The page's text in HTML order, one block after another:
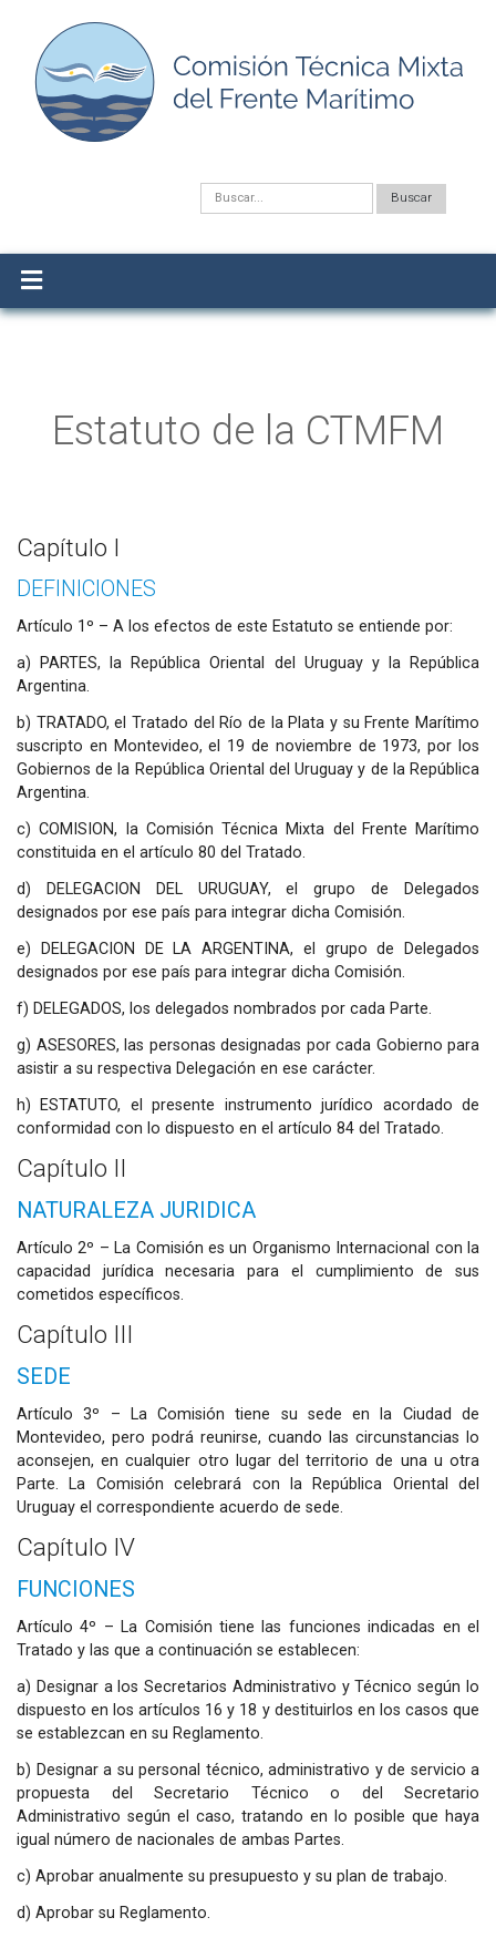
Estatuto de la CTMFM
Capítulo I
DEFINICIONES
Artículo 1º – A los efectos de este Estatuto se entiende por:
a) PARTES, la República Oriental del Uruguay y la República
Argentina.
b) TRATADO, el Tratado del Río de la Plata y su Frente Marítimo
suscripto en Montevideo, el 19 de noviembre de 1973, por los
Gobiernos de la República Oriental del Uruguay y de la República
Argentina.
c) COMISION, la Comisión Técnica Mixta del Frente Marítimo
constituida en el artículo 80 del Tratado.
d) DELEGACION DEL URUGUAY, el grupo de Delegados
designados por ese país para integrar dicha Comisión.
e) DELEGACION DE LA ARGENTINA, el grupo de Delegados
designados por ese país para integrar dicha Comisión.
f) DELEGADOS, los delegados nombrados por cada Parte.
g) ASESORES, las personas designadas por cada Gobierno para
asistir a su respectiva Delegación en ese carácter.
h) ESTATUTO, el presente instrumento jurídico acordado de
conformidad con lo dispuesto en el artículo 84 del Tratado.
Capítulo II
NATURALEZA JURIDICA
Artículo 2º – La Comisión es un Organismo Internacional con la
capacidad jurídica necesaria para el cumplimiento de sus
cometidos específicos.
Capítulo III
SEDE
Artículo 3º – La Comisión tiene su sede en la Ciudad de
Montevideo, pero podrá reunirse, cuando las circunstancias lo
aconsejen, en cualquier otro lugar del territorio de una u otra
Parte. La Comisión celebrará con la República Oriental del
Uruguay el correspondiente acuerdo de sede.
Capítulo IV
FUNCIONES
Artículo 4º – La Comisión tiene las funciones indicadas en el
Tratado y las que a continuación se establecen:
a) Designar a los Secretarios Administrativo y Técnico según lo
dispuesto en los artículos 16 y 18 y destituirlos en los casos que
se establezcan en su Reglamento.
b) Designar a su personal técnico, administrativo y de servicio a
propuesta del Secretario Técnico o del Secretario
Administrativo según el caso, tratando en lo posible que haya
igual número de nacionales de ambas Partes.
c) Aprobar anualmente su presupuesto y su plan de trabajo.
d) Aprobar su Reglamento.